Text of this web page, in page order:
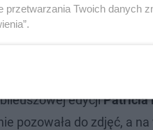
edycjiPatricia
pozowała do zdjęć, a
przetwarzania Twoich danych